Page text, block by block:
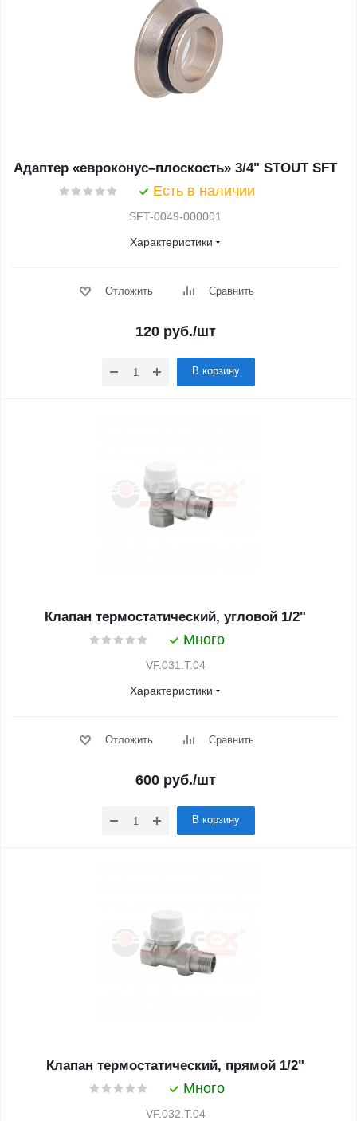
Адаптер «евроконус–плоскость» 3/4" STOUT SFT
Есть в наличии
SFT-0049-000001
Характеристики
Отложить Сравнить
120 руб./шт
В корзину
Клапан термостатический, угловой 1/2"
Много
VF.031.T.04
Характеристики
Отложить Сравнить
600 руб./шт
В корзину
Клапан термостатический, прямой 1/2"
Много
VF.032.T.04